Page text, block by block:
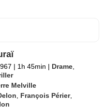
| 1h 45min | Drame,
Melville
, François Périer,